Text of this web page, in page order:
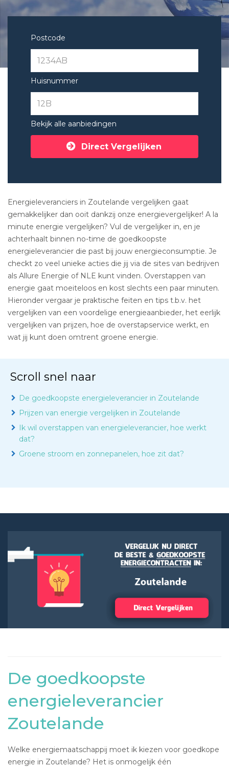
Postcode
Huisnummer
Bekijk alle aanbiedingen
Direct Vergelijken
Energieleveranciers in Zoutelande vergelijken gaat
gemakkelijker dan ooit dankzij onze energievergelijker! A la
minute energie vergelijken? Vul de vergelijker in, en je
achterhaalt binnen no-time de goedkoopste
energieleverancier die past bij jouw energieconsumptie. Je
checkt zo veel unieke acties die jij via de sites van bedrijven
als Allure Energie of NLE kunt vinden. Overstappen van
energie gaat moeiteloos en kost slechts een paar minuten.
Hieronder vergaar je praktische feiten en tips t.b.v. het
vergelijken van een voordelige energieaanbieder, het eerlijk
vergelijken van prijzen, hoe de overstapservice werkt, en
wat jij kunt doen omtrent groene energie.
Scroll snel naar
De goedkoopste energieleverancier in Zoutelande
Prijzen van energie vergelijken in Zoutelande
Ik wil overstappen van energieleverancier, hoe werkt
dat?
Groene stroom en zonnepanelen, hoe zit dat?
De goedkoopste
energieleverancier
Zoutelande
Welke energiemaatschappij moet ik kiezen voor goedkope
energie in Zoutelande? Het is onmogelijk één